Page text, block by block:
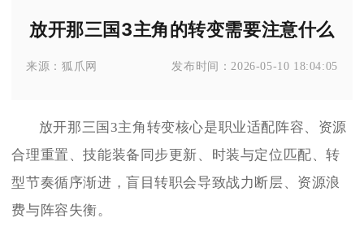
放开那三国3主角的转变需要注意什么
来源：狐爪网 发布时间：2026-05-10 18:04:05
放开那三国3主角转变核心是职业适配阵容、资源
合理重置、技能装备同步更新、时装与定位匹配、转
型节奏循序渐进，盲目转职会导致战力断层、资源浪
费与阵容失衡。